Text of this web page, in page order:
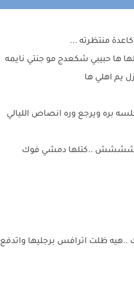
منتظرته ...
ها حبيبي شكعدج مو جنتي نايمه
يم اهلي ها
بره ويرجع وره انصاص الليالي
..كتلها دمشي فوك
ظلت اترافس برجليها واتدفع